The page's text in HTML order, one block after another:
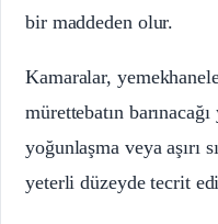
bir maddeden olur.
Kamaralar,
mürettebatın
yoğunlaşma veya aşırı
yeterli düzeyde tecrit